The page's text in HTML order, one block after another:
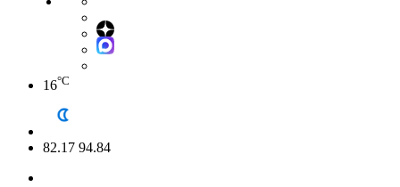
16°C
82.17 94.84